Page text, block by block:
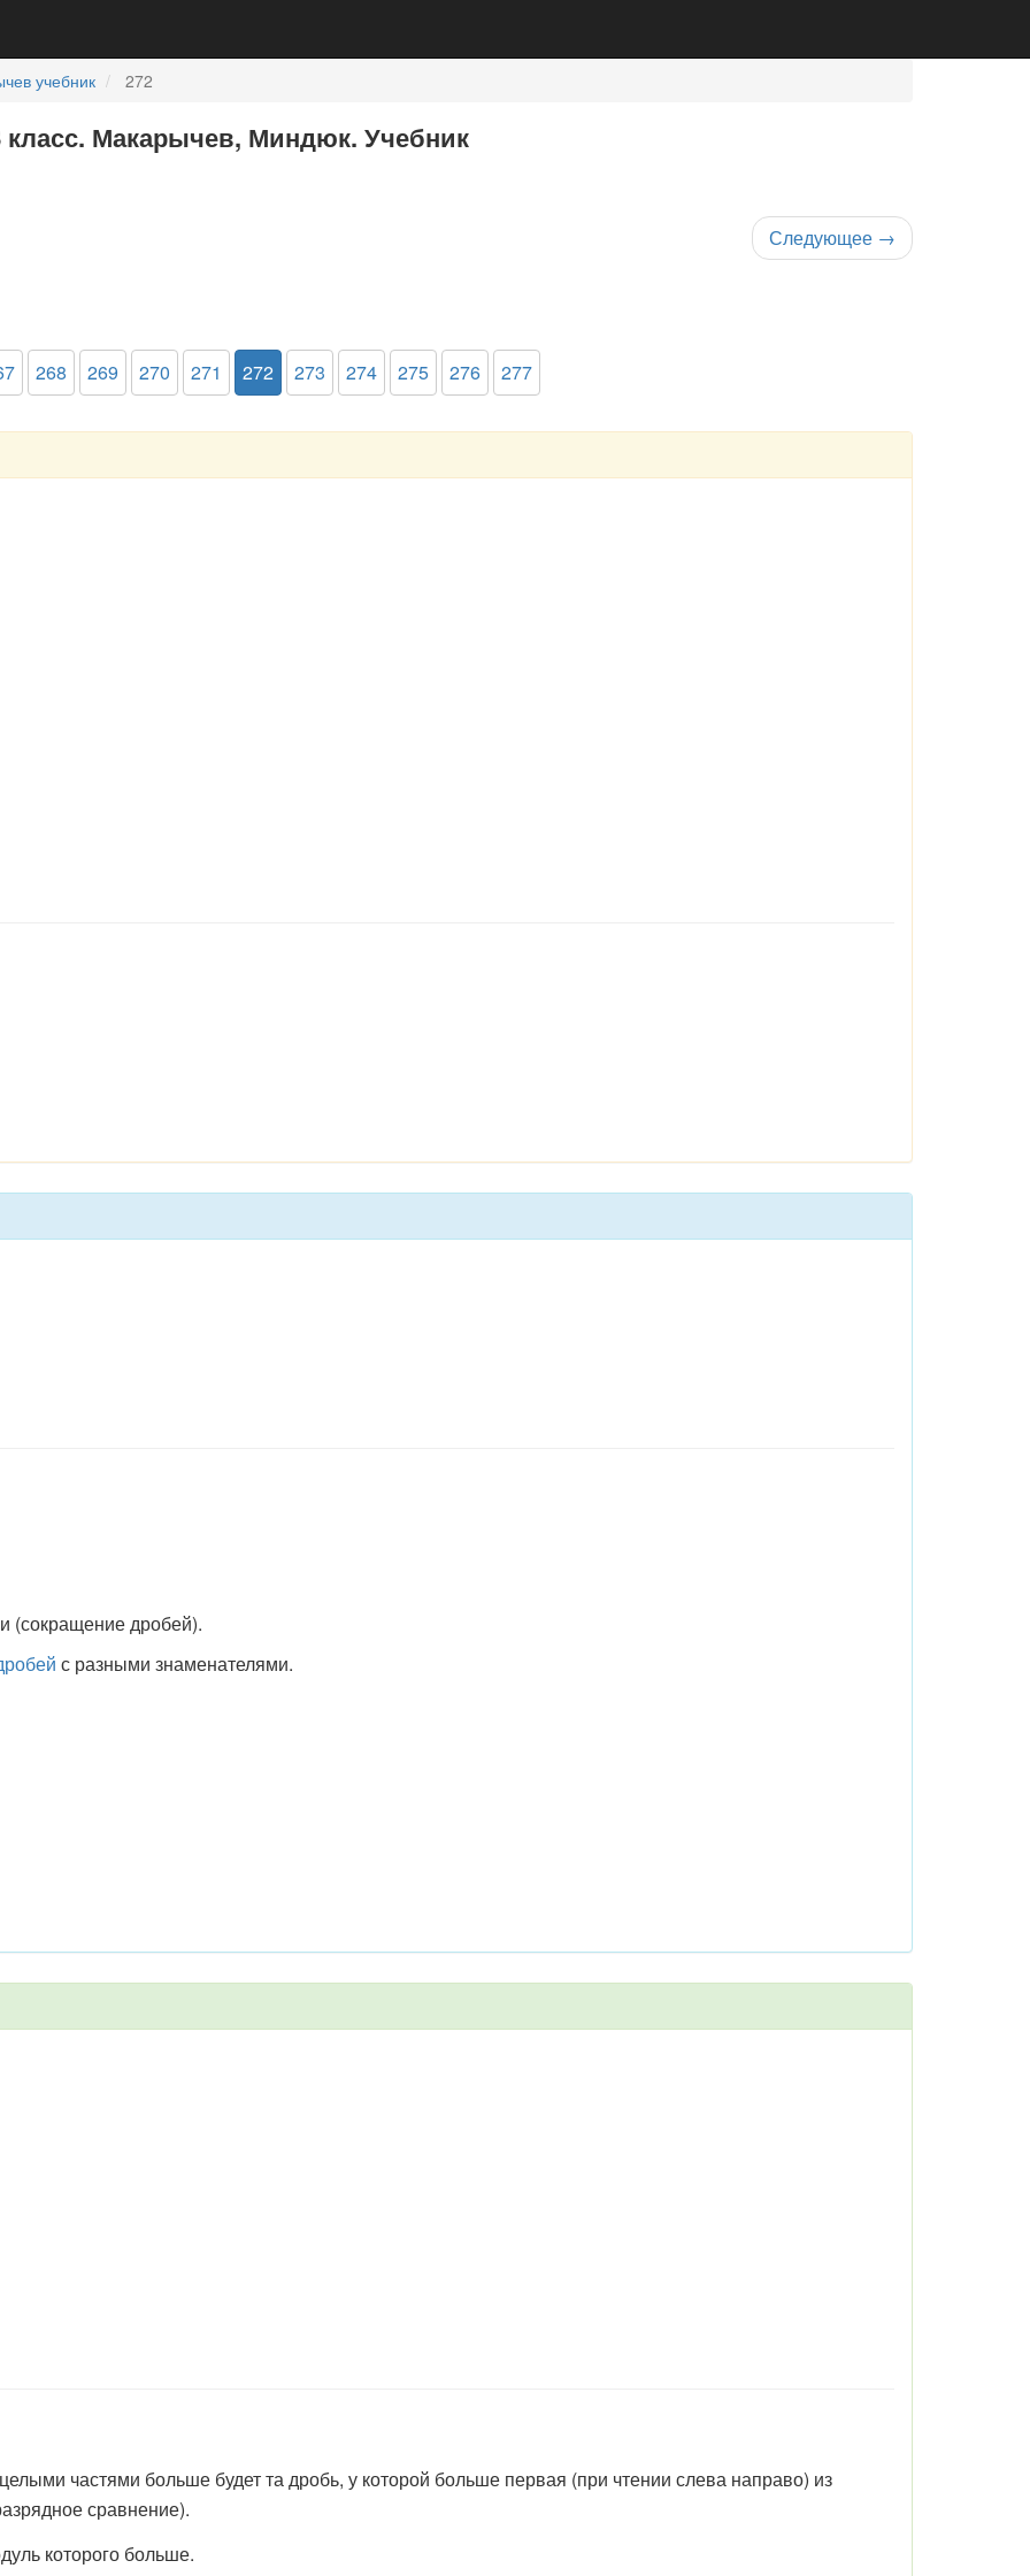
учебник 272
класс. Макарычев, Миндюк. Учебник
Следующее →
268 269 270 271 272 273 274 275 276 277
(сокращение дробей).
с разными знаменателями.
частями больше будет та дробь, у которой больше первая (при чтении слева направо) из
сравнение).
которого больше.